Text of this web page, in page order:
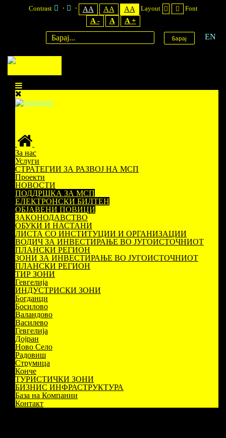
Contrast AA AA AA Layout Font
A - A A +
EN
Барај
За нас
Услуги
СТРАТЕГИИ ЗА РАЗВОЈ НА МСП
Проекти
НОВОСТИ
ПОДДРШКА ЗА МСП
ЕЛЕКТРОНСКИ БИЛТЕН
ОБЈАВЕНИ ПОВИЦИ
ЗАКОНОДАВСТВО
ОБУКИ И НАСТАНИ
ЛИСТА СО ИНСТИТУЦИИ И ОРГАНИЗАЦИИ
ВОДИЧ ЗА ИНВЕСТИРАЊЕ ВО ЈУГОИСТОЧНИОТ
ПЛАНСКИ РЕГИОН
ЗОНИ ЗА ИНВЕСТИРАЊЕ ВО ЈУГОИСТОЧНИОТ
ПЛАНСКИ РЕГИОН
ТИР ЗОНИ
Гевгелија
ИНДУСТРИСКИ ЗОНИ
Богданци
Босилово
Валандово
Василево
Гевгелија
Дојран
Ново Село
Радовиш
Струмица
Конче
ТУРИСТИЧКИ ЗОНИ
БИЗНИС ИНФРАСТРУКТУРА
База на Компании
Контакт